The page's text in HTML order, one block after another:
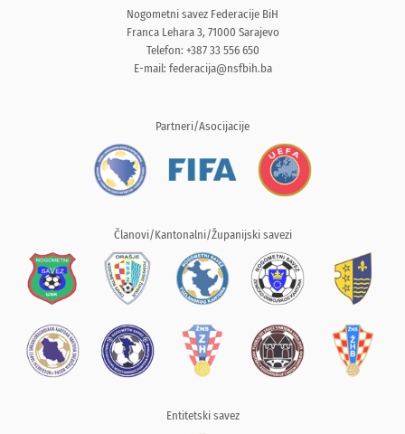
Nogometni savez Federacije BiH
Franca Lehara 3, 71000 Sarajevo
Telefon: +387 33 556 650
E-mail: federacija@nsfbih.ba
Partneri/Asocijacije
Članovi/Kantonalni/Županijski savezi
Entitetski savez